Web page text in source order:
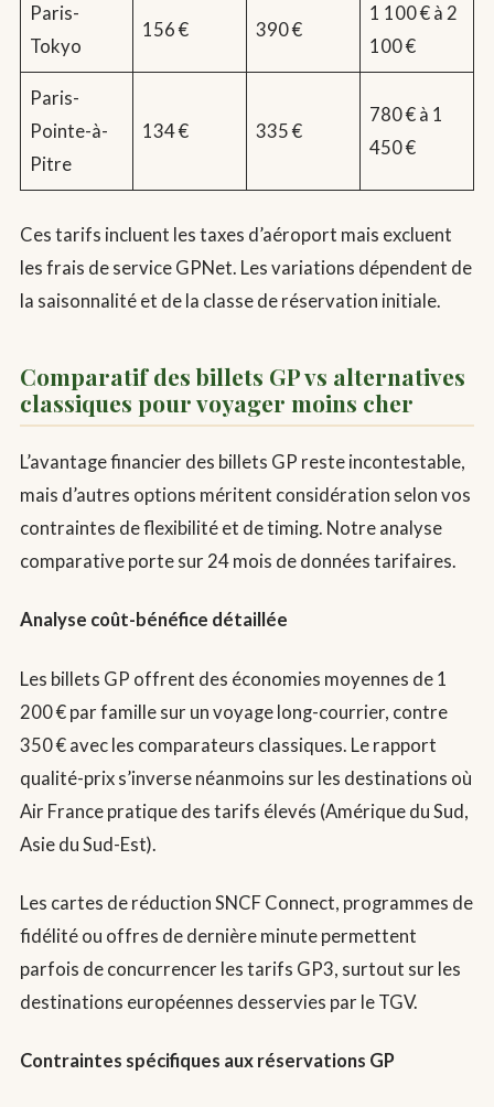
Paris-
Tokyo
156 € 390 €
1 100 € à 2
100 €
Paris-
Pointe-à-
Pitre
134 € 335 €
780 € à 1
450 €
Ces tarifs incluent les taxes d’aéroport mais excluent
les frais de service GPNet. Les variations dépendent de
la saisonnalité et de la classe de réservation initiale.
Comparatif des billets GP vs alternatives
classiques pour voyager moins cher
L’avantage financier des billets GP reste incontestable,
mais d’autres options méritent considération selon vos
contraintes de flexibilité et de timing. Notre analyse
comparative porte sur 24 mois de données tarifaires.
Analyse coût-bénéfice détaillée
Les billets GP offrent des économies moyennes de 1
200 € par famille sur un voyage long-courrier, contre
350 € avec les comparateurs classiques. Le rapport
qualité-prix s’inverse néanmoins sur les destinations où
Air France pratique des tarifs élevés (Amérique du Sud,
Asie du Sud-Est).
Les cartes de réduction SNCF Connect, programmes de
fidélité ou offres de dernière minute permettent
parfois de concurrencer les tarifs GP3, surtout sur les
destinations européennes desservies par le TGV.
Contraintes spécifiques aux réservations GP